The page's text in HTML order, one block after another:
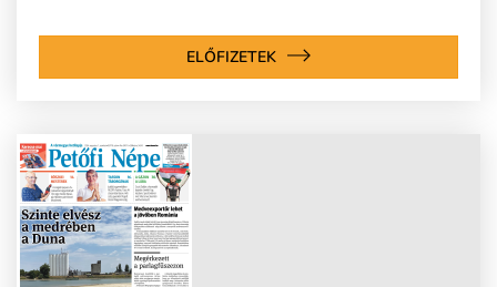
ELŐFIZETEK